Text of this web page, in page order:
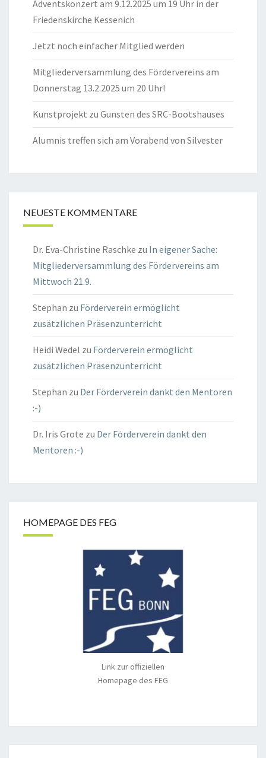
Adventskonzert am 9.12.2025 um 19 Uhr in der
Friedenskirche Kessenich
Jetzt noch einfacher Mitglied werden
Mitgliederversammlung des Fördervereins am
Donnerstag 13.2.2025 um 20 Uhr!
Kunstprojekt zu Gunsten des SRC-Bootshauses
Alumnis treffen sich am Vorabend von Silvester
NEUESTE KOMMENTARE
Dr. Eva-Christine Raschke zu In eigener Sache:
Mitgliederversammlung des Fördervereins am
Mittwoch 21.9.
Stephan zu Förderverein ermöglicht
zusätzlichen Präsenzunterricht
Heidi Wedel zu Förderverein ermöglicht
zusätzlichen Präsenzunterricht
Stephan zu Der Förderverein dankt den Mentoren
:-)
Dr. Iris Grote zu Der Förderverein dankt den
Mentoren :-)
HOMEPAGE DES FEG
Link zur offiziellen
Homepage des FEG